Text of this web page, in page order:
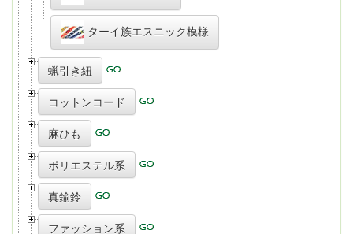
ターイ族エスニック模様
蝋引き紐
コットンコード
麻ひも
ポリエステル系
真鍮鈴
ファッション系